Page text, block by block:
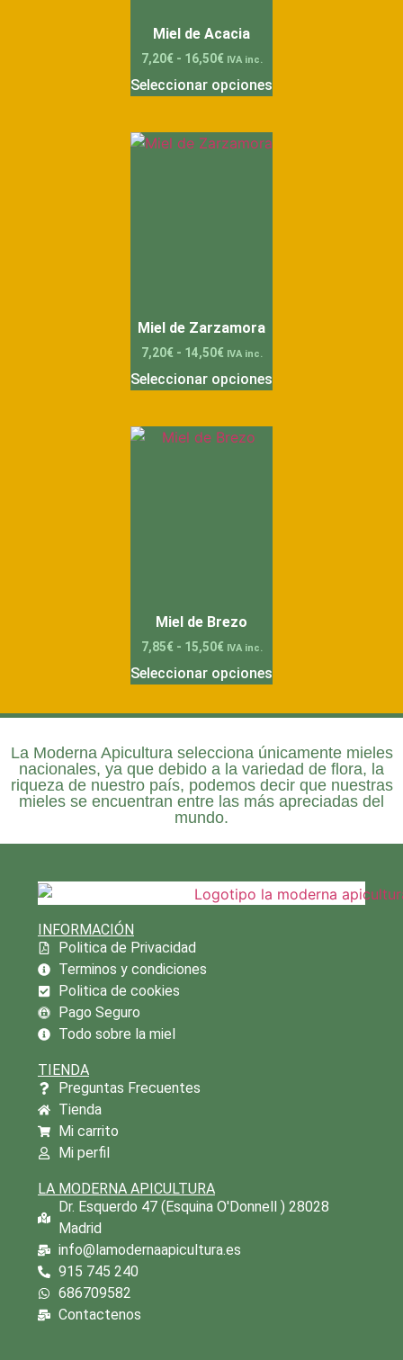
Miel de Acacia
7,20€ - 16,50€ IVA inc.
Seleccionar opciones
Miel de Zarzamora
7,20€ - 14,50€ IVA inc.
Seleccionar opciones
Miel de Brezo
7,85€ - 15,50€ IVA inc.
Seleccionar opciones
La Moderna Apicultura selecciona únicamente mieles
nacionales, ya que debido a la variedad de flora, la
riqueza de nuestro país, podemos decir que nuestras
mieles se encuentran entre las más apreciadas del
mundo.
INFORMACIÓN
Politica de Privacidad
Terminos y condiciones
Politica de cookies
Pago Seguro
Todo sobre la miel
TIENDA
Preguntas Frecuentes
Tienda
Mi carrito
Mi perfil
LA MODERNA APICULTURA
Dr. Esquerdo 47 (Esquina O'Donnell ) 28028
Madrid
info@lamodernaapicultura.es
915 745 240
686709582
Contactenos